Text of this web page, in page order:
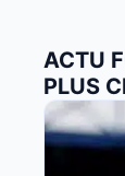
ACTU
PLUS